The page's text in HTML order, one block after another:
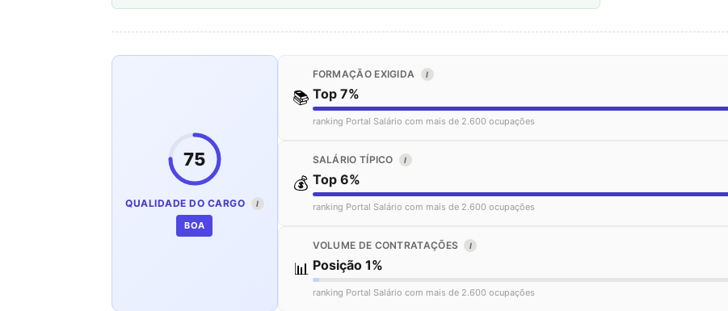
75
QUALIDADE DO CARGO I
BOA
📚
FORMAÇÃO EXIGIDA I
Top 7%
ranking Portal Salário com mais de 2.600 ocupações
💰
SALÁRIO TÍPICO I
Top 6%
ranking Portal Salário com mais de 2.600 ocupações
📊
VOLUME DE CONTRATAÇÕES I
Posição 1%
ranking Portal Salário com mais de 2.600 ocupações